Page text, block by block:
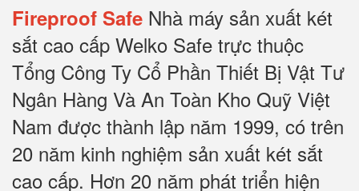
Fireproof Safe Nhà máy sản xuất két
sắt cao cấp Welko Safe trực thuộc
Tổng Công Ty Cổ Phần Thiết Bị Vật Tư
Ngân Hàng Và An Toàn Kho Quỹ Việt
Nam được thành lập năm 1999, có trên
20 năm kinh nghiệm sản xuất két sắt
cao cấp. Hơn 20 năm phát triển hiện